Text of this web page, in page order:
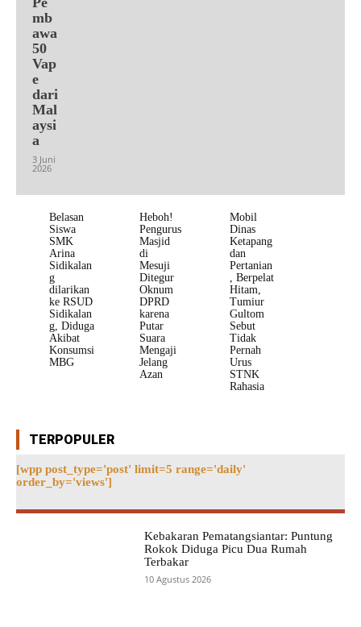
mb
awa
50
Vap
e
dari
Mal
aysi
a
3 Juni
2026
Belasan
Siswa
SMK
Arina
Sidikalan
g
dilarikan
ke RSUD
Sidikalan
g, Diduga
Akibat
Konsumsi
MBG
Heboh!
Pengurus
Masjid
di
Mesuji
Ditegur
Oknum
DPRD
karena
Putar
Suara
Mengaji
Jelang
Azan
Mobil
Dinas
Ketapang
dan
Pertanian
, Berpelat
Hitam,
Tumiur
Gultom
Sebut
Tidak
Pernah
Urus
STNK
Rahasia
TERPOPULER
[wpp post_type='post' limit=5 range='daily'
order_by='views']
Kebakaran Pematangsiantar: Puntung
Rokok Diduga Picu Dua Rumah
Terbakar
10 Agustus 2026